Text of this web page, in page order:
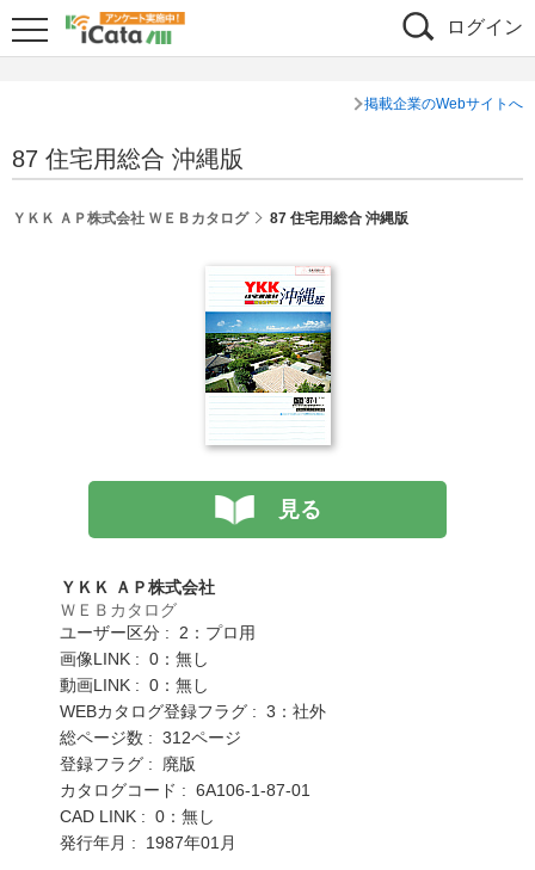
ログイン
掲載企業のWebサイトへ
87 住宅用総合 沖縄版
ＹＫＫ ＡＰ株式会社 ＷＥＢカタログ 87 住宅用総合 沖縄版
見る
ＹＫＫ ＡＰ株式会社
ＷＥＢカタログ
ユーザー区分 : 2：プロ用
画像LINK : 0：無し
動画LINK : 0：無し
WEBカタログ登録フラグ : 3：社外
総ページ数 : 312ページ
登録フラグ : 廃版
カタログコード : 6A106-1-87-01
CAD LINK : 0：無し
発行年月 : 1987年01月